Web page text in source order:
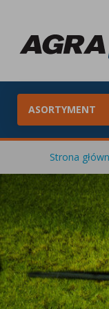
ASORTYMENT
Skompletuj
swojego ciągnika
Lampy
Strona